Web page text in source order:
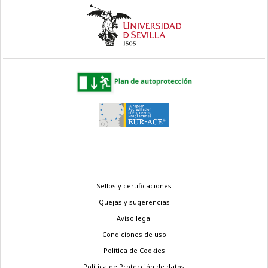
Sellos y certificaciones
Quejas y sugerencias
Aviso legal
Condiciones de uso
Política de Cookies